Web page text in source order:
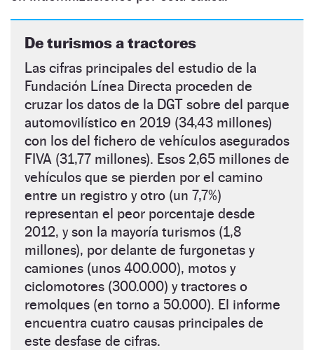
De turismos a tractores
Las cifras principales del estudio de la
Fundación Línea Directa proceden de
cruzar los datos de la DGT sobre del parque
automovilístico en 2019 (34,43 millones)
con los del fichero de vehículos asegurados
FIVA (31,77 millones). Esos 2,65 millones de
vehículos que se pierden por el camino
entre un registro y otro (un 7,7%)
representan el peor porcentaje desde
2012, y son la mayoría turismos (1,8
millones), por delante de furgonetas y
camiones (unos 400.000), motos y
ciclomotores (300.000) y tractores o
remolques (en torno a 50.000). El informe
encuentra cuatro causas principales de
este desfase de cifras.